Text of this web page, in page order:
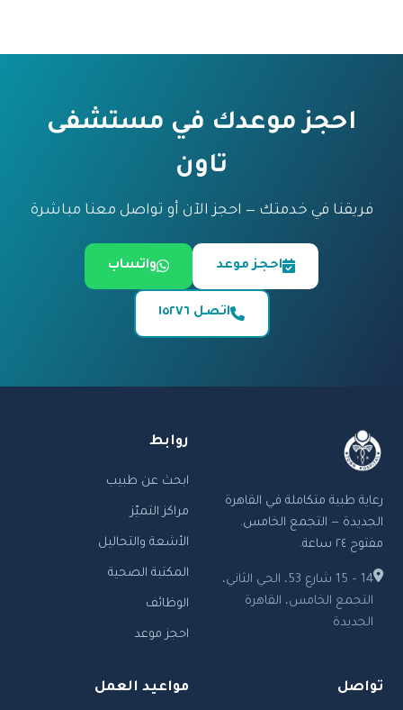
احجز موعدك في مستشفى
تاون
فريقنا في خدمتك — احجز الآن أو تواصل معنا مباشرة
احجز موعد واتساب
اتصل ١٥٢٧٦
رعاية طبية متكاملة في القاهرة
الجديدة — التجمع الخامس.
مفتوح ٢٤ ساعة.
14 – 15 شارع 53، الحي الثاني،
التجمع الخامس، القاهرة
الجديدة
روابط
ابحث عن طبيب
مراكز التميّز
الأشعة والتحاليل
المكتبة الصحية
الوظائف
احجز موعد
تواصل مواعيد العمل